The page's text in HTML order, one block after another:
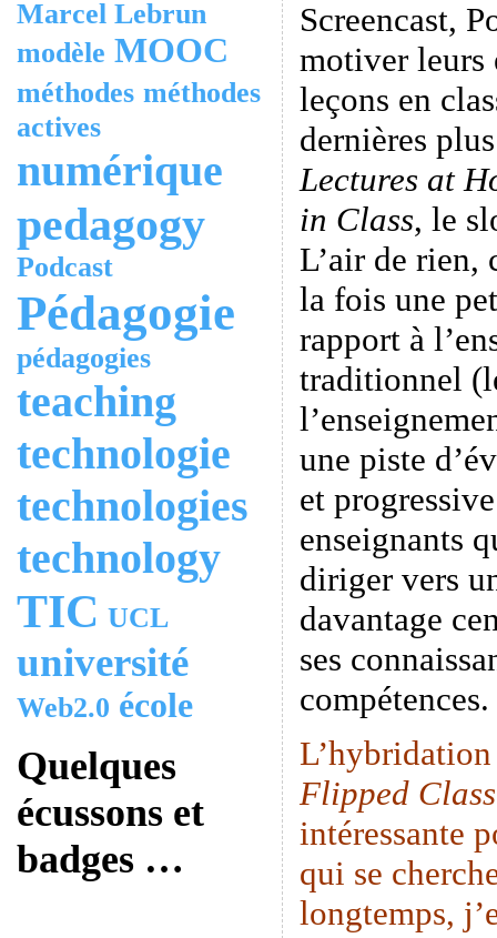
Marcel Lebrun
modèle MOOC
méthodes méthodes
actives
numérique
pedagogy
Podcast
Pédagogie
pédagogies
teaching
technologie
technologies
technology
TIC UCL
université
Web2.0 école
Quelques
écussons et
badges …
Screencast,
motiver leurs
leçons en
dernières
Lectures at
in Class, le
L’air de rien,
la fois une
rapport à
traditionnel
une piste
et
enseignants
diriger vers
davantage
ses
compétences.
Flipped
intéressante
qui se
longtemps,